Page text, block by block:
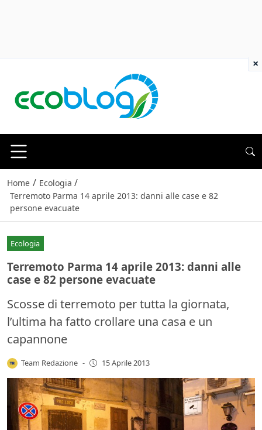
Home / Ecologia /
Terremoto Parma 14 aprile 2013: danni alle case e 82
persone evacuate
Ecologia
Terremoto Parma 14 aprile 2013: danni alle
case e 82 persone evacuate
Scosse di terremoto per tutta la giornata,
l’ultima ha fatto crollare una casa e un
capannone
Team Redazione - 15 Aprile 2013
×